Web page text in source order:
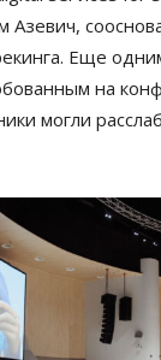
Еще
на
могли